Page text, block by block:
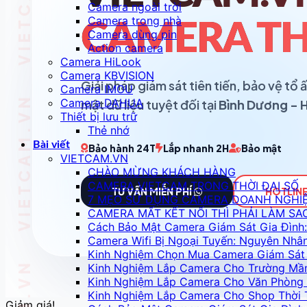
Camera ngoài trời
Camera trong nhà
Camera dùng pin
Action camera
Camera HiLook
Camera KBVISION
Camera IMOU
Camera DAHUA
Thiết bị lưu trữ
Thẻ nhớ
Bài viết
VIETCAM.VN
CHÀO MỪNG KHÁCH HÀNG
CAMERA VIETCAM TRONG THỜI ĐẠI SỐ
7 MẸO SỬ DỤNG CAMERA DOANH
CAMERA MẤT KẾT NỐI THÌ PHẢI LÀM
Cách Bảo Mật Camera Giám Sát Gia
Camera Wifi Bị Ngoại Tuyến: Nguyên
Kinh Nghiệm Chọn Mua Camera Giám
Kinh Nghiệm Lắp Camera Cho Trường
Kinh Nghiệm Lắp Camera Cho Văn
Kinh Nghiệm Lắp Camera Cho Shop Thời
CAMERA
Giải pháp giám sát tiên tiến, bảo vệ tổ
mật dữ liệu tuyệt đối tại Bình Dương -
Bảo hành 24T Lắp nhanh 2H Bảo mật
TƯ VẤN MIỄN PHÍ